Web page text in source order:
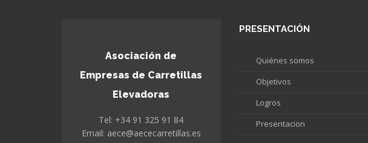
Asociación de
Empresas de Carretillas
Elevadoras
Tel: +34 91 325 91 84
Email: aece@aececarretillas.es
PRESENTACIÓN
Quiénes somos
Objetivos
Logros
Presentacion